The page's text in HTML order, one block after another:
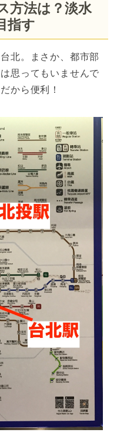
方法は？淡水
指す
北。まさか、都市部
思ってもいませんで
から便利！